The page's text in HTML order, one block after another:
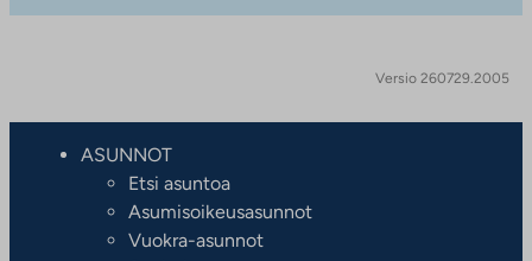
Versio 260729.2005
ASUNNOT
Etsi asuntoa
Asumisoikeusasunnot
Vuokra-asunnot